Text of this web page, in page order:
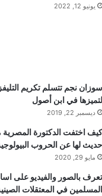
يونيو 12, 2022
سوزان نجم تتسلم تكريم
لتميزها في ابن أصول
ديسمبر 22, 2019
كيف اختفت الدكتورة المصرية
حديث لها عن الحروب
مايو 29, 2020
تعرف بالصور والفيديو على
المسلمين في المعتقلات